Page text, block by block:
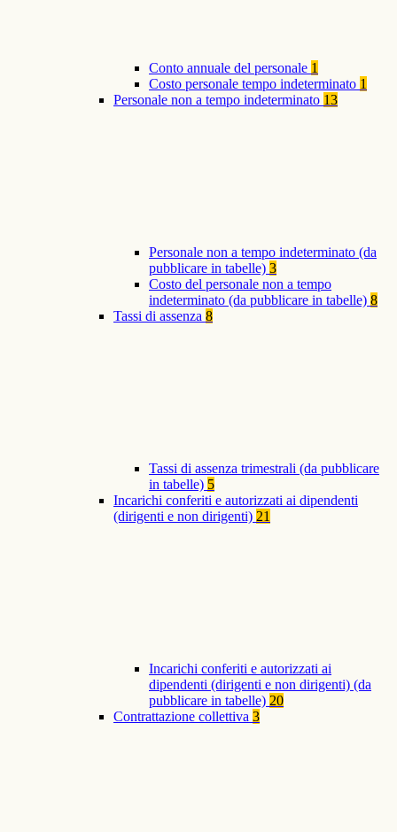
Conto annuale del personale 1
Costo personale tempo indeterminato 1
Personale non a tempo indeterminato 13
Personale non a tempo indeterminato (da
pubblicare in tabelle) 3
Costo del personale non a tempo
indeterminato (da pubblicare in tabelle) 8
Tassi di assenza 8
Tassi di assenza trimestrali (da pubblicare
in tabelle) 5
Incarichi conferiti e autorizzati ai dipendenti
(dirigenti e non dirigenti) 21
Incarichi conferiti e autorizzati ai
dipendenti (dirigenti e non dirigenti) (da
pubblicare in tabelle) 20
Contrattazione collettiva 3